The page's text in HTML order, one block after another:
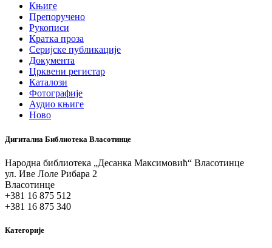
Књиге
Препоручено
Рукописи
Кратка проза
Серијске публикације
Документа
Црквени регистар
Каталози
Фотографије
Аудио књиге
Ново
Дигитална Библиотека Власотинце
Народна библиотека „Десанка Максимовић“ Власотинце
ул. Иве Лоле Рибара 2
Власотинце
+381 16 875 512
+381 16 875 340
Категорије